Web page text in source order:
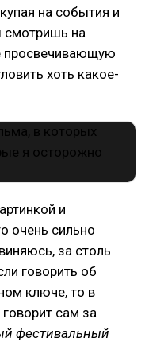
на события и
смотришь на
просвечивающую
хоть какое-
и
очень сильно
за столь
говорить об
ключе, то в
сам за
фестивальный